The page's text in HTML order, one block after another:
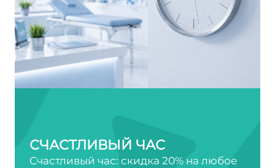
СЧАСТЛИВЫЙ ЧАС
Счастливый час: скидка 20% на любое